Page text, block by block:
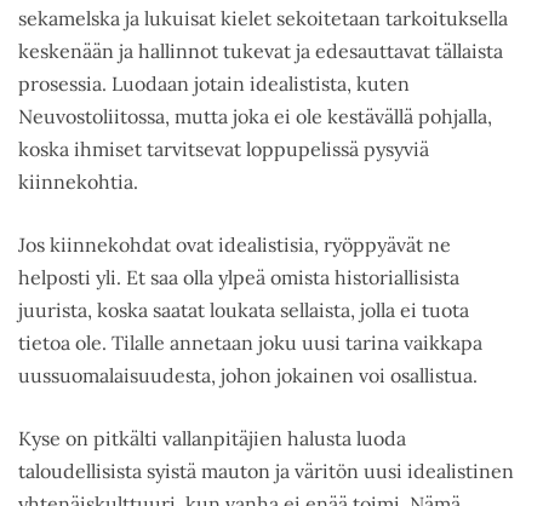
sekamelska ja lukuisat kielet sekoitetaan tarkoituksella
keskenään ja hallinnot tukevat ja edesauttavat tällaista
prosessia. Luodaan jotain idealistista, kuten
Neuvostoliitossa, mutta joka ei ole kestävällä pohjalla,
koska ihmiset tarvitsevat loppupelissä pysyviä
kiinnekohtia.
Jos kiinnekohdat ovat idealistisia, ryöppyävät ne
helposti yli. Et saa olla ylpeä omista historiallisista
juurista, koska saatat loukata sellaista, jolla ei tuota
tietoa ole. Tilalle annetaan joku uusi tarina vaikkapa
uussuomalaisuudesta, johon jokainen voi osallistua.
Kyse on pitkälti vallanpitäjien halusta luoda
taloudellisista syistä mauton ja väritön uusi idealistinen